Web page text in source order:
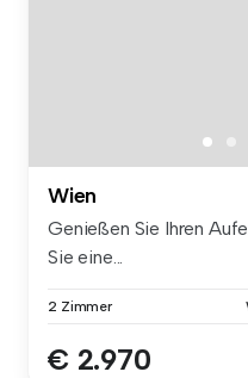
Wien
Genießen Sie Ihren
Sie eine...
2 Zimmer
€ 2.970